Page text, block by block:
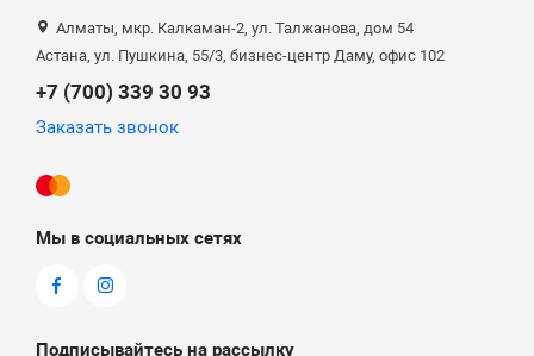
Алматы, мкр. Калкаман-2, ул. Талжанова, дом 54
Астана, ул. Пушкина, 55/3, бизнес-центр Даму, офис 102
+7 (700) 339 30 93
Заказать звонок
Мы в социальных сетях
Подписывайтесь на рассылку